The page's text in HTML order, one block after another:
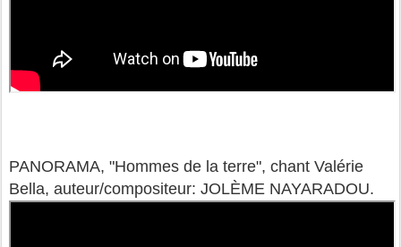
PANORAMA, "Hommes de la terre", chant Valérie
Bella, auteur/compositeur: JOLÈME NAYARADOU.